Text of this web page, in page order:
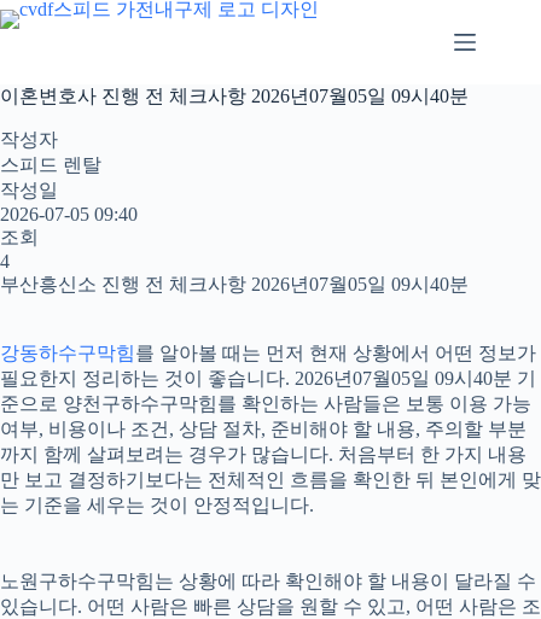
본
문
로
건
너
뛰
기
이혼변호사 진행 전 체크사항 2026년07월05일 09시40분
작성자
스피드 렌탈
작성일
2026-07-05 09:40
조회
4
부산흥신소 진행 전 체크사항 2026년07월05일 09시40분
강동하수구막힘를 알아볼 때는 먼저 현재 상황에서 어떤 정보가
필요한지 정리하는 것이 좋습니다. 2026년07월05일 09시40분 기
준으로 양천구하수구막힘를 확인하는 사람들은 보통 이용 가능
여부, 비용이나 조건, 상담 절차, 준비해야 할 내용, 주의할 부분
까지 함께 살펴보려는 경우가 많습니다. 처음부터 한 가지 내용
만 보고 결정하기보다는 전체적인 흐름을 확인한 뒤 본인에게 맞
는 기준을 세우는 것이 안정적입니다.
노원구하수구막힘는 상황에 따라 확인해야 할 내용이 달라질 수
있습니다. 어떤 사람은 빠른 상담을 원할 수 있고, 어떤 사람은 조